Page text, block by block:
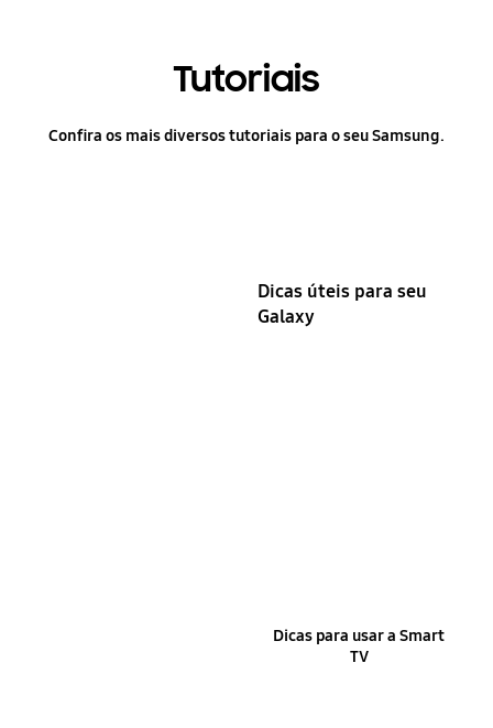
Tutoriais
Confira os mais diversos tutoriais para o seu Samsung.
Dicas úteis para seu
Galaxy
Dicas para usar a Smart
TV